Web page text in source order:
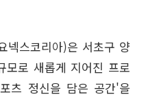
넥스코리아)은 서초구 양
모로 새롭게 지어진 프로
츠 정신을 담은 공간'을